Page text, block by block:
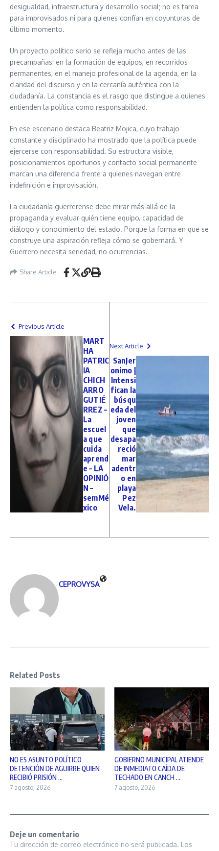
desigualdad, infraestructura y desarrollo social; no es tarea
para improvisados ni para quienes confían en coyunturas de
último momento.
Un proyecto político serio se refleja mucho antes de las
precampañas: en la formación de equipos, en recorridos
permanentes, en el manejo profesional de la agenda, en la
claridad del discurso y en la cercanía auténtica con la
ciudadanía. La constancia es el rasgo que distingue a quienes
entienden la política como responsabilidad.
En ese escenario destaca Beatriz Mojica, cuyo trabajo
constante y disciplinado ha mostrado que la política puede
ejercerse con responsabilidad. Su estructura visible,
posicionamientos oportunos y contacto social permanente
marcan una diferencia frente a quienes navegan entre
indefinición e improvisación.
La ciudadanía guerrerense debe mirar más allá de la
propaganda y evaluar quién tiene equipo, capacidad de
diálogo y conocimiento del estado. Porque la forma en que se
construye una aspiración refleja cómo se gobernará. Y
Guerrero necesita seriedad, no ocurrencias.
Share Article
Previous Article
MART
HA
PATRIC
IA
CHICH
ARRO
GUTIÉ
RREZ –
La
escuel
a que
cuida
aprend
e – LA
OPINIÓ
N –
semMé
xico
Next Article
SanJer
onimo |
Intensi
fican la
búsqu
eda del
joven
que
desapa
reció
mar
adentr
o en
playa
Pez
Vela.
CEPROVYSA
Related Posts
NO ES ASUNTO POLÍTICO
DETENCIÓN DE AGUIRRE QUIEN
RECIBIÓ PRISIÓN ...
7 agosto, 2026
GOBIERNO MUNICIPAL ATIENDE
DE INMEDIATO CAÍDA DE
TECHADO EN CANCH ...
7 agosto, 2026
Deje un comentario
Tu dirección de correo electrónico no será publicada. Los